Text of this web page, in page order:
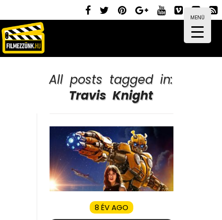
MENÜ
All posts tagged in:
Travis Knight
8 ÉV AGO